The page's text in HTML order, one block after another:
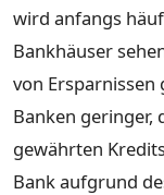
wird anfangs
Bankhäuser
von Ersparnissen
Banken geringer,
gewährten
Bank aufgrund